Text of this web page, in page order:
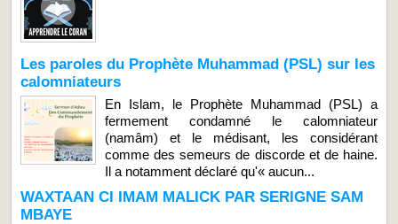
Les paroles du Prophète Muhammad (PSL) sur les
calomniateurs
En Islam, le Prophète Muhammad (PSL) a
fermement condamné le calomniateur
(namâm) et le médisant, les considérant
comme des semeurs de discorde et de haine.
Il a notamment déclaré qu'« aucun...
WAXTAAN CI IMAM MALICK PAR SERIGNE SAM
MBAYE